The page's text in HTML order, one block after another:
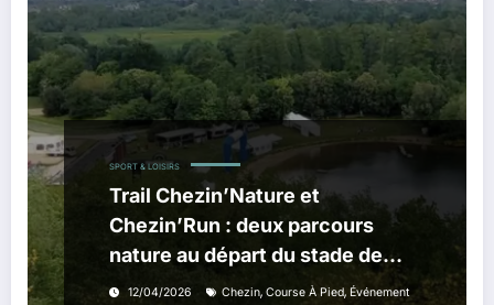
SPORT & LOISIRS
Trail Chezin’Nature et
Chezin’Run : deux parcours
nature au départ du stade de
Procé le 19 avril 2026
12/04/2026 Chezin, Course À Pied, Événement